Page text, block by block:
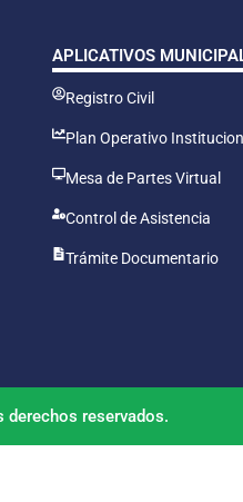
APLICATIVOS
Registro Civil
Plan Operativo
Mesa de Partes Virtual
Control de Asistencia
Trámite Documentario
reservados.